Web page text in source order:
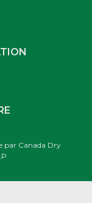
par Canada Dry